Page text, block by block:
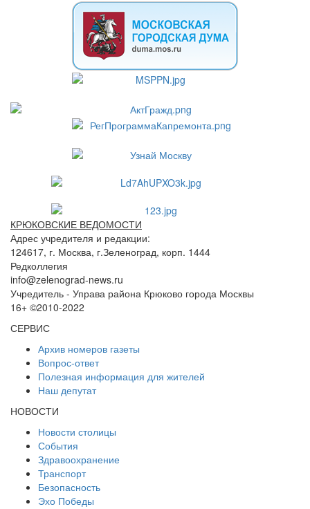
КРЮКОВСКИЕ ВЕДОМОСТИ
Адрес учредителя и редакции:
124617, г. Москва, г.Зеленоград, корп. 1444
Редколлегия
info@zelenograd-news.ru
Учредитель - Управа района Крюково города Москвы
16+ ©2010-2022
СЕРВИС
Архив номеров газеты
Вопрос-ответ
Полезная информация для жителей
Наш депутат
НОВОСТИ
Новости столицы
События
Здравоохранение
Транспорт
Безопасность
Эхо Победы